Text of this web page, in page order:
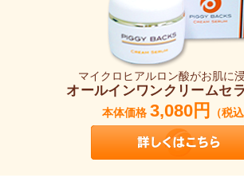
マイクロヒアルロン酸がお肌に
オールインワンクリームセ
本体価格 3,080円 （税込